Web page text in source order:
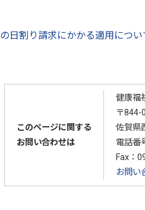
日割り請求にかかる適用につい
このページに関する
お問い合わせは
健康福
〒844-
佐賀県
電話番
Fax：
お問い